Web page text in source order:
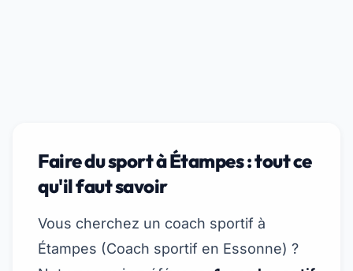
Faire du sport à Étampes : tout ce
qu'il faut savoir
Vous cherchez un coach sportif à
Étampes (Coach sportif en Essonne) ?